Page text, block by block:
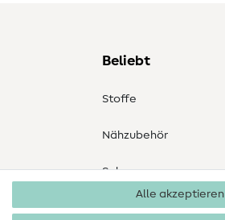
Beliebt
Stoffe
Nähzubehör
Sale
Schnittmuster
Alle akzeptieren